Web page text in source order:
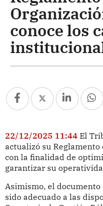
conoce los
22/12/2025 11:44 El
actualizó su Reglamento
con la finalidad de
garantizar su
Asimismo, el
sido adecuado a las